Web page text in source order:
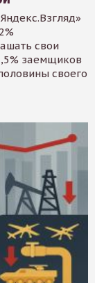
свои
заемщиков
своего